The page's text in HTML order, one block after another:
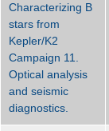
Characterizing B
stars from
Kepler/K2
Campaign 11.
Optical analysis
and seismic
diagnostics.